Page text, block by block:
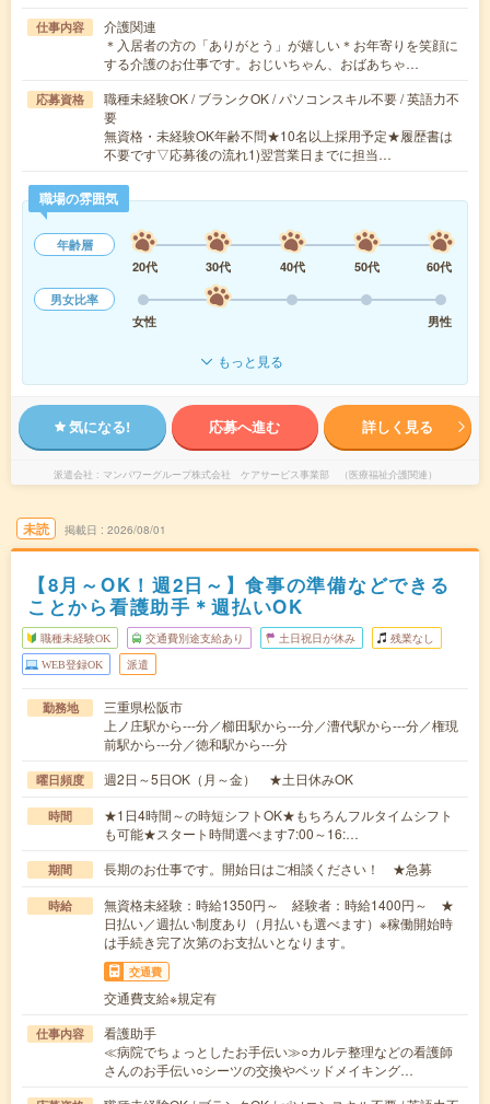
仕事内容
介護関連
＊入居者の方の「ありがとう」が嬉しい＊お年寄りを笑顔に
する介護のお仕事です。おじいちゃん、おばあちゃ…
応募資格
職種未経験OK / ブランクOK / パソコンスキル不要 / 英語力不
要
無資格・未経験OK年齢不問★10名以上採用予定★履歴書は
不要です▽応募後の流れ1)翌営業日までに担当…
職場の雰囲気
年齢層
20代
30代 40代 50代
60代
男女比率
女性
男性
もっと見る
気になる! 応募へ進む 詳しく見る
派遣会社 マンパワーグループ株式会社 ケアサービス事業部 （医療福祉介護関連）
未読 掲載日 2026/08/01
【8月～OK！週2日～】食事の準備などできる
ことから看護助手＊週払いOK
職種未経験OK 交通費別途支給あり 土日祝日が休み 残業なし
WEB登録OK 派遣
勤務地
三重県松阪市
上ノ庄駅から---分／櫛田駅から---分／漕代駅から---分／権現
前駅から---分／徳和駅から---分
曜日頻度 週2日～5日OK（月～金） ★土日休みOK
時間
★1日4時間～の時短シフトOK★もちろんフルタイムシフト
も可能★スタート時間選べます7:00～16:…
期間 長期のお仕事です。開始日はご相談ください！ ★急募
時給
無資格未経験：時給1350円～ 経験者：時給1400円～ ★
日払い／週払い制度あり（月払いも選べます）※稼働開始時
は手続き完了次第のお支払いとなります。
交通費
交通費支給※規定有
仕事内容
看護助手
≪病院でちょっとしたお手伝い≫○カルテ整理などの看護師
さんのお手伝い○シーツの交換やベッドメイキング…